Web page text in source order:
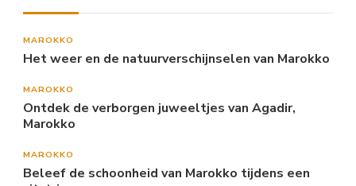
MAROKKO
Het weer en de natuurverschijnselen van Marokko
MAROKKO
Ontdek de verborgen juweeltjes van Agadir,
Marokko
MAROKKO
Beleef de schoonheid van Marokko tijdens een